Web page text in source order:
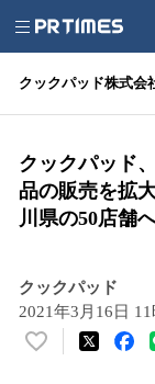
クックパッド株式会
クックパッド
品の販売を拡
川県の50店舗
クックパッド
2021年3月16日
い